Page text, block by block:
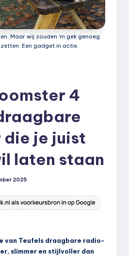
Maar wij zouden 'm gek genoeg
Een gadget in actie.
4
die je juist
laten staan
2025
van Teufels draagbare radio-
slimmer en stijlvoller dan